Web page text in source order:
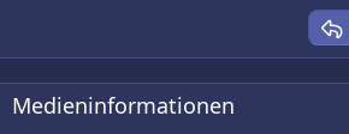
22
26
Times New Roman
Trebuchet MS
Medieninformationen